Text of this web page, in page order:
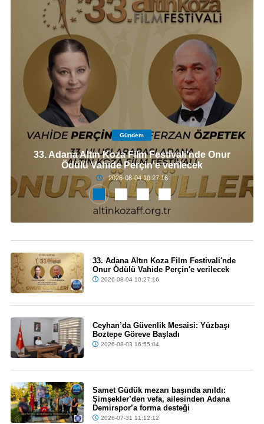
Gündem
33. Adana Altın Koza Film Festivali'nde Onur
Ödülü Vahide Perçin'e verilecek
2026-08-04 10:27:16
33. Adana Altın Koza Film Festivali'nde
Onur Ödülü Vahide Perçin'e verilecek
2026-08-04 10:27:16
Ceyhan’da Güvenlik Mesaisi: Yüzbaşı
Boztepe Göreve Başladı
2026-08-03 16:55:04
Samet Güdük mezarı başında anıldı:
Şimşekler’den vefa, ailesinden Adana
Demirspor’a forma desteği
2026-07-31 11:12:12